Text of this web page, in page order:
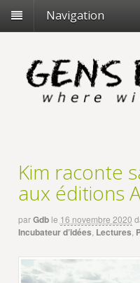
Navigation
Kim raconte
aux éditions
parGdb le 16 novembre 2020
Incubateur d’idées Lectures